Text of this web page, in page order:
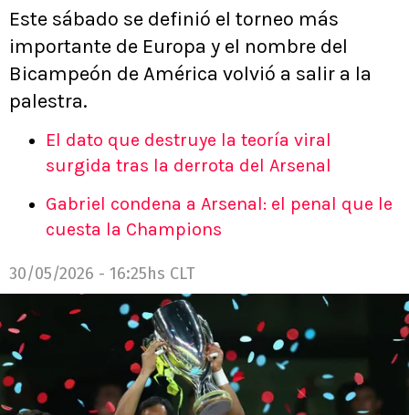
Este sábado se definió el torneo más
importante de Europa y el nombre del
Bicampeón de América volvió a salir a la
palestra.
El dato que destruye la teoría viral
surgida tras la derrota del Arsenal
Gabriel condena a Arsenal: el penal que le
cuesta la Champions
30/05/2026 - 16:25hs CLT